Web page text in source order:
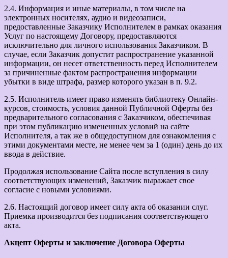
2.4. Информация и иные материалы, в том числе на
электронных носителях, аудио и видеозаписи,
предоставленные Заказчику Исполнителем в рамках оказания
Услуг по настоящему Договору, предоставляются
исключительно для личного использования Заказчиком. В
случае, если Заказчик допустит распространение указанной
информации, он несет ответственность перед Исполнителем
за причиненные фактом распространения информации
убытки в виде штрафа, размер которого указан в п. 9.2.
2.5. Исполнитель имеет право изменять библиотеку Онлайн-
курсов, стоимость, условия данной Публичной Оферты без
предварительного согласования с Заказчиком, обеспечивая
при этом публикацию измененных условий на сайте
Исполнителя, а так же в общедоступном для ознакомления с
этими документами месте, не менее чем за 1 (один) день до их
ввода в действие.
Продолжая использование Сайта после вступления в силу
соответствующих изменений, Заказчик выражает свое
согласие с новыми условиями.
2.6. Настоящий договор имеет силу акта об оказании слуг.
Приемка производится без подписания соответствующего
акта.
Акцепт Оферты и заключение Договора Оферты